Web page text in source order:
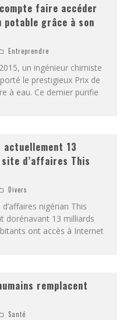
faire accéder
potable grâce à son
Entreprendre
un ingénieur chimiste
le prestigieux Prix de
à eau. Ce dernier purifie
actuellement 13
d’affaires This
Divers
nigérian This
dorénavant 13 milliards
ont accès à Internet
remplacent
Santé